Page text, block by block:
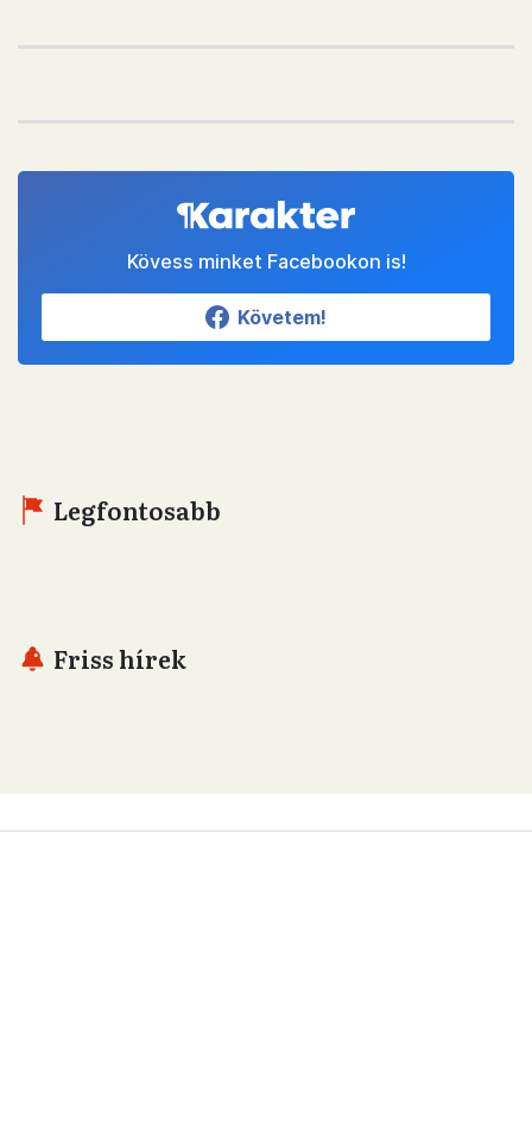
Kövess minket Facebookon is!
Követem!
Legfontosabb
Friss hírek